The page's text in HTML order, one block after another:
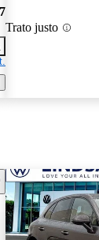
Trato justo
este Aviso